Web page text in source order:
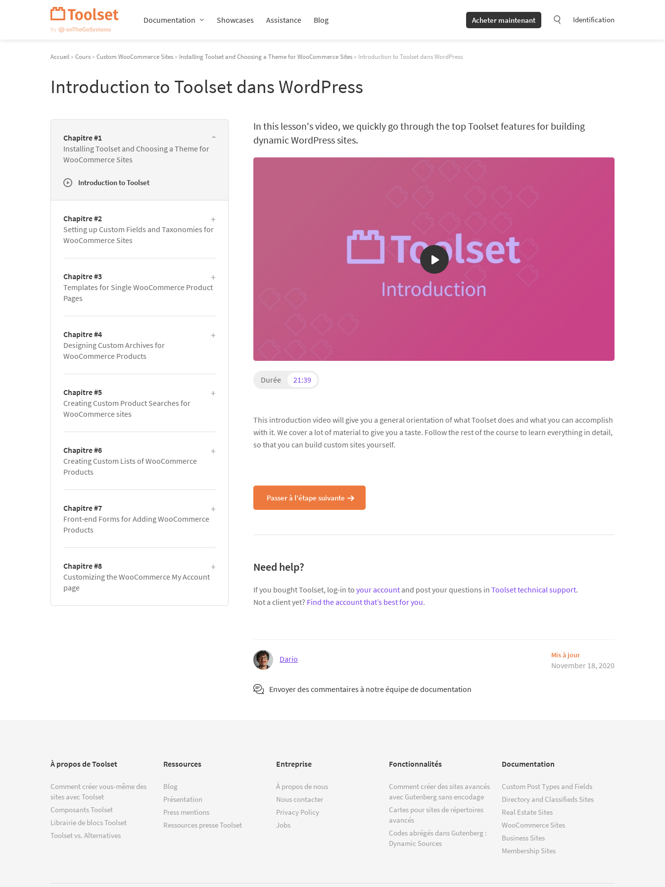
Documentation Showcases Assistance Blog Acheter maintenant Identification
Accueil » Cours » Custom WooCommerce Sites » Installing Toolset and Choosing a Theme for WooCommerce Sites » Introduction to Toolset dans WordPress
Introduction to Toolset dans WordPress
In this lesson's video, we quickly go through the top Toolset features for building
dynamic WordPress sites.
Durée 21:39
This introduction video will give you a general orientation of what Toolset does and what you can accomplish
with it. We cover a lot of material to give you a taste. Follow the rest of the course to learn everything in detail,
so that you can build custom sites yourself.
Passer à l'étape suivante
Need help?
If you bought Toolset, log-in to your account and post your questions in Toolset technical support.
Not a client yet? Find the account that’s best for you.
Dario Mis à jour
November 18, 2020
Envoyer des commentaires à notre équipe de documentation
Chapitre #1
Installing Toolset and Choosing a Theme for
WooCommerce Sites
Introduction to Toolset
Chapitre #2
Setting up Custom Fields and Taxonomies for
WooCommerce Sites
Chapitre #3
Templates for Single WooCommerce Product
Pages
Chapitre #4
Designing Custom Archives for
WooCommerce Products
Chapitre #5
Creating Custom Product Searches for
WooCommerce sites
Chapitre #6
Creating Custom Lists of WooCommerce
Products
Chapitre #7
Front-end Forms for Adding WooCommerce
Products
Chapitre #8
Customizing the WooCommerce My Account
page
À propos de Toolset
Comment créer vous-même des
sites avec Toolset
Composants Toolset
Librairie de blocs Toolset
Toolset vs. Alternatives
Ressources
Blog
Présentation
Press mentions
Ressources presse Toolset
Entreprise
À propos de nous
Nous contacter
Privacy Policy
Jobs
Fonctionnalités
Comment créer des sites avancés
avec Gutenberg sans encodage
Cartes pour sites de répertoires
avancés
Codes abrégés dans Gutenberg :
Dynamic Sources
Documentation
Custom Post Types and Fields
Directory and Classifieds Sites
Real Estate Sites
WooCommerce Sites
Business Sites
Membership Sites